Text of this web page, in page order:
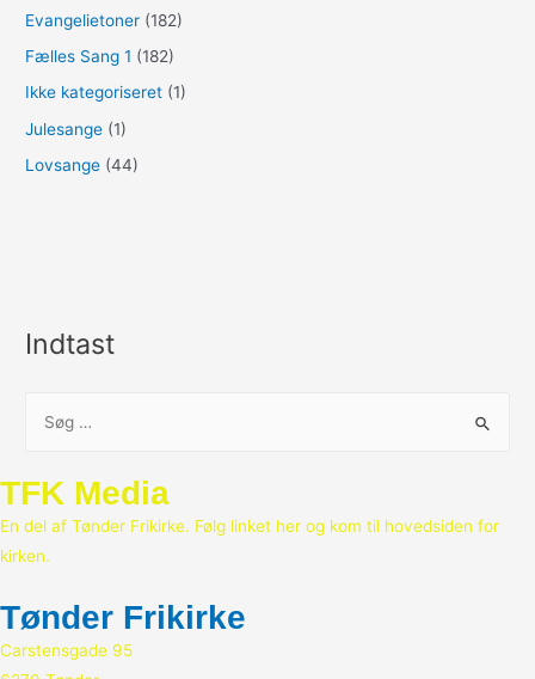
Evangelietoner (182)
Fælles Sang 1 (182)
Ikke kategoriseret (1)
Julesange (1)
Lovsange (44)
Indtast
e
f
t
r
TFK Media
En del af Tønder Frikirke. Følg linket her og kom til hovedsiden for
kirken.
Tønder Frikirke
Carstensgade 95